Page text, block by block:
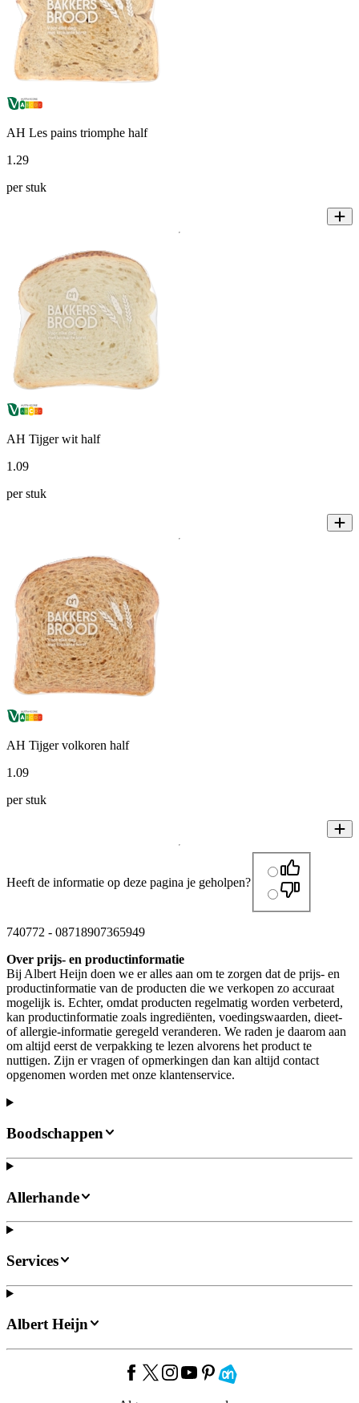
AH Les pains triomphe half
1 .29
per stuk
AH Tijger wit half
1 .09
per stuk
AH Tijger volkoren half
1 .09
per stuk
Heeft de informatie op deze pagina je geholpen?
740772 - 08718907365949
Over prijs- en productinformatie
Bij Albert Heijn doen we er alles aan om te zorgen dat de prijs- en
productinformatie van de producten die we verkopen zo accuraat
mogelijk is. Echter, omdat producten regelmatig worden verbeterd,
kan productinformatie zoals ingrediënten, voedingswaarden, dieet-
of allergie-informatie geregeld veranderen. We raden je daarom aan
om altijd eerst de verpakking te lezen alvorens het product te
nuttigen. Zijn er vragen of opmerkingen dan kan altijd contact
opgenomen worden met onze klantenservice.
Boodschappen
Allerhande
Services
Albert Heijn